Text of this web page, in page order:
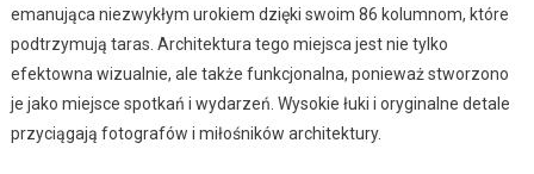
emanująca niezwykłym urokiem dzięki swoim 86 kolumnom, które
podtrzymują taras. Architektura tego miejsca jest nie tylko
efektowna wizualnie, ale także funkcjonalna, ponieważ stworzono
je jako miejsce spotkań i wydarzeń. Wysokie łuki i oryginalne detale
przyciągają fotografów i miłośników architektury.